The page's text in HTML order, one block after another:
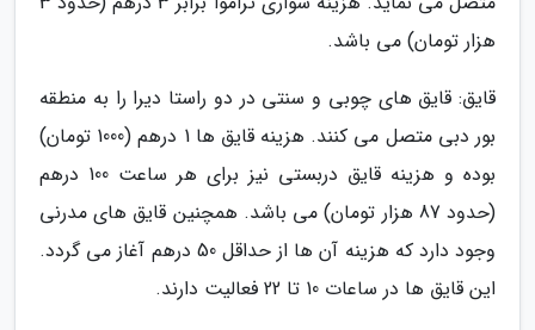
هزار تومان) می باشد.
قایق: قایق های چوبی و سنتی در دو راستا دیرا را به منطقه
بور دبی متصل می کنند. هزینه قایق ها 1 درهم (1000 تومان)
بوده و هزینه قایق دربستی نیز برای هر ساعت 100 درهم
(حدود 87 هزار تومان) می باشد. همچنین قایق های مدرنی
وجود دارد که هزینه آن ها از حداقل 50 درهم آغاز می گردد.
این قایق ها در ساعات 10 تا 22 فعالیت دارند.